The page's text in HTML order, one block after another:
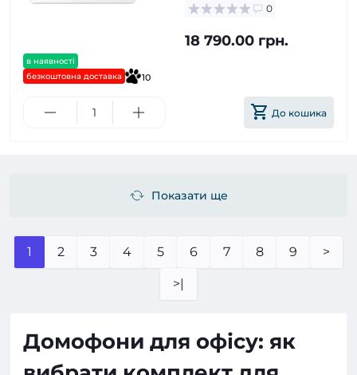
в наявності
безкоштовна доставка
10
0
18 790.00 грн.
До кошика
Показати ще
1 2 3 4 5 6 7 8 9 >
>|
Домофони для офісу: як